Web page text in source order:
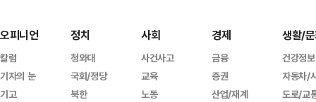
오피니언
칼럼
기자의 눈
기고
정치
청와대
국회/정당
북한
사회
사건사고
교육
노동
경제
금융
증권
산업/재계
생활/
건강정보
자동차/
도로/교